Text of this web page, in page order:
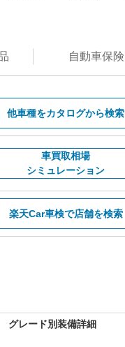
自動車保険
他車種をカタログから検索
車買取相場
シミュレーション
楽天Car車検で店舗を検索
グレード別装備詳細